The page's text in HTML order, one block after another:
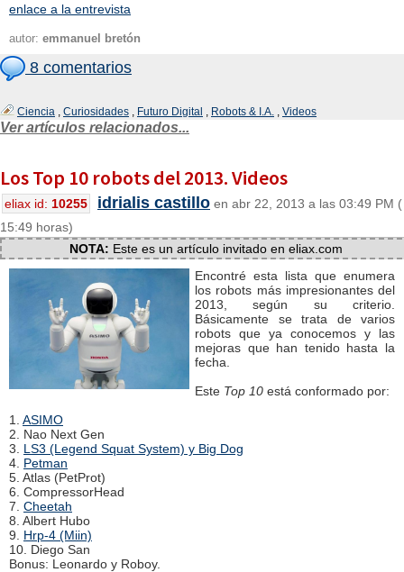
enlace a la entrevista
autor: emmanuel bretón
8 comentarios
Ciencia , Curiosidades , Futuro Digital , Robots & I.A. , Videos
Ver artículos relacionados...
Los Top 10 robots del 2013. Videos
eliax id: 10255 idrialis castillo en abr 22, 2013 a las 03:49 PM (
15:49 horas)
NOTA: Este es un artículo invitado en eliax.com
Encontré esta lista que enumera
los robots más impresionantes del
2013, según su criterio.
Básicamente se trata de varios
robots que ya conocemos y las
mejoras que han tenido hasta la
fecha.
Este Top 10 está conformado por:
1. ASIMO
2. Nao Next Gen
3. LS3 (Legend Squat System) y Big Dog
4. Petman
5. Atlas (PetProt)
6. CompressorHead
7. Cheetah
8. Albert Hubo
9. Hrp-4 (Miin)
10. Diego San
Bonus: Leonardo y Roboy.